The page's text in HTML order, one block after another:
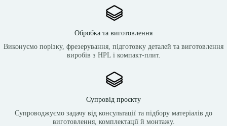
Обробка та виготовлення
Виконуємо порізку, фрезерування, підготовку деталей та виготовлення
виробів з HPL і компакт-плит.
Супровід проєкту
Супроводжуємо задачу від консультації та підбору матеріалів до
виготовлення, комплектації й монтажу.